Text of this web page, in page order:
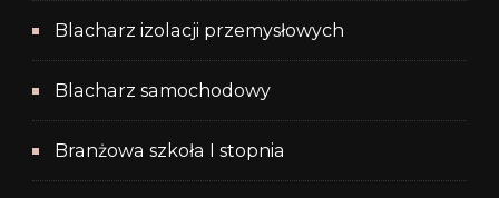
Blacharz izolacji przemysłowych
Blacharz samochodowy
Branżowa szkoła I stopnia